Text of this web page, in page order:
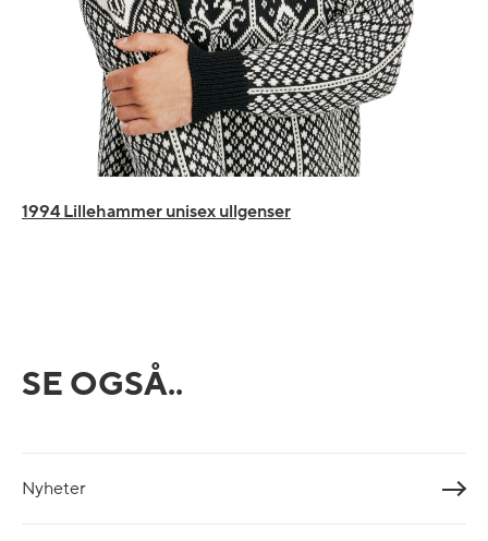
1994 Lillehammer unisex ullgenser
SE OGSÅ..
Nyheter